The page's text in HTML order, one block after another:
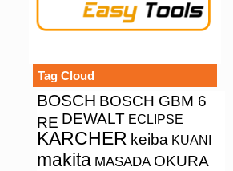
Tag Cloud
BOSCH BOSCH GBM 6
RE DEWALT ECLIPSE
KARCHER keiba KUANI
makita MASADA OKURA